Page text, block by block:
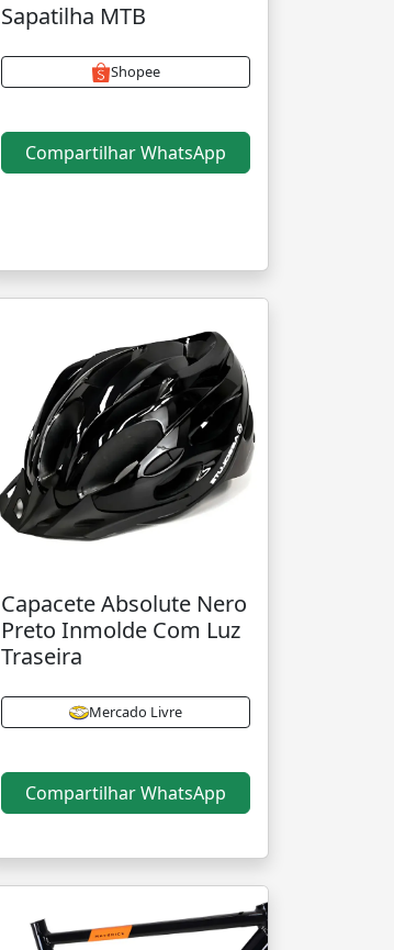
Sapatilha MTB
Shopee
Compartilhar WhatsApp
Capacete Absolute Nero
Preto Inmolde Com Luz
Traseira
Mercado Livre
Compartilhar WhatsApp